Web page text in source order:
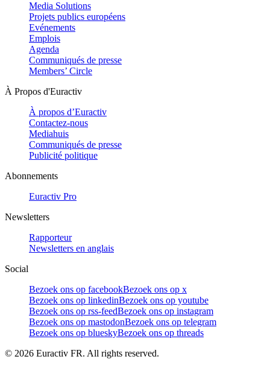
Media Solutions
Projets publics européens
Evénements
Emplois
Agenda
Communiqués de presse
Members’ Circle
À Propos d'Euractiv
À propos d’Euractiv
Contactez-nous
Mediahuis
Communiqués de presse
Publicité politique
Abonnements
Euractiv Pro
Newsletters
Rapporteur
Newsletters en anglais
Social
Bezoek ons op facebookBezoek ons op x
Bezoek ons op linkedinBezoek ons op youtube
Bezoek ons op rss-feedBezoek ons op instagram
Bezoek ons op mastodonBezoek ons op telegram
Bezoek ons op blueskyBezoek ons op threads
© 2026 Euractiv FR. All rights reserved.